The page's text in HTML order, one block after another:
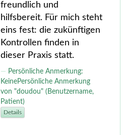
freundlich und
hilfsbereit. Für mich steht
eins fest: die zukünftigen
Kontrollen finden in
dieser Praxis statt.
Persönliche Anmerkung:
KeinePersönliche Anmerkung
von "doudou" (Benutzername,
Patient)
Details